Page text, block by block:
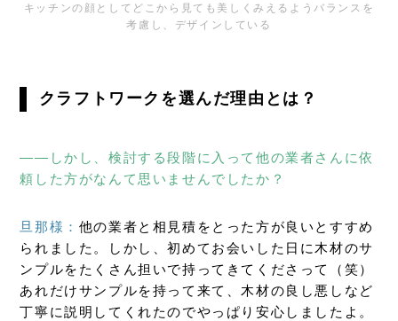
キッチンの顔としてどこから見ても美しくみえるようバランスを
考慮し、デザインしている
クラフトワークを選んだ理由とは？
――しかし、検討する段階に入って他の業者さんに依
頼した方がなんて思いませんでしたか？
旦那様： 他の業者と相見積をとった方が良いとすすめ
られました。しかし、初めてお会いした日に木材のサ
ンプルをたくさん担いで持ってきてくださって（笑）
あれだけサンプルを持って来て、木材の良し悪しなど
丁寧に説明してくれたのでやっぱり安心しましたよ。